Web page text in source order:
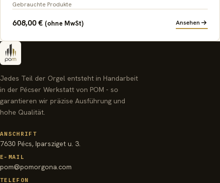
Gebrauchte Produkte
608,00€ (ohne MwSt) Ansehen
Jedes Teil der Orgel entsteht in Handarbeit
in der Pécser Werkstatt von POM - so
garantieren wir präzise Ausführung und
hohe Qualität.
ANSCHRIFT
7630 Pécs, Iparsziget u. 3.
E-MAIL
pom@pomorgona.com
TELEFON